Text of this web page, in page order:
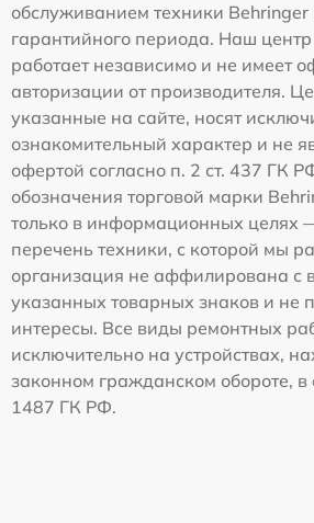
обслуживанием техники Behringer
гарантийного периода. Наш
работает независимо и не имеет
авторизации от производителя.
указанные на сайте, носят
ознакомительный характер и не
офертой согласно п. 2 ст. 437 ГК
обозначения торговой марки
только в информационных целях
перечень техники, с которой мы
организация не аффилирована с
указанных товарных знаков и не
интересы. Все виды ремонтных
исключительно на устройствах,
законном гражданском обороте, в
1487 ГК РФ.